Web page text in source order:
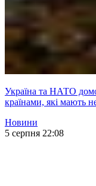
Україна та НАТО
країнами, які мають
Новини
5 серпня 22:08